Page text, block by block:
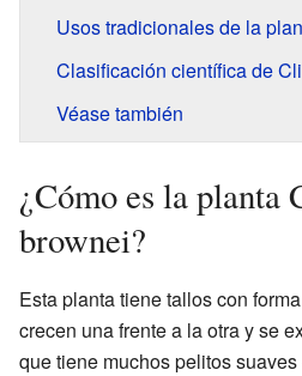
Usos tradicionales de la
Clasificación científica de
Véase también
¿Cómo es la planta
brownei?
Esta planta tiene tallos con
crecen una frente a la otra y se
que tiene muchos pelitos